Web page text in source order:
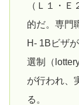
（Ｌ１・
的だ。専門
H- 1Bビザ
選制（
が行われ、
る。